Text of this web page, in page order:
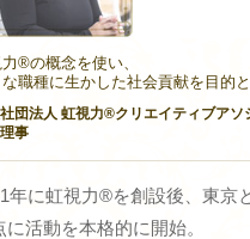
®︎の概念を使い、
職種に生かした社会貢献を目的
団法人 虹視力®︎クリエイティブアソ
事
年に虹視力®︎を創設後、東京
に活動を本格的に開始。